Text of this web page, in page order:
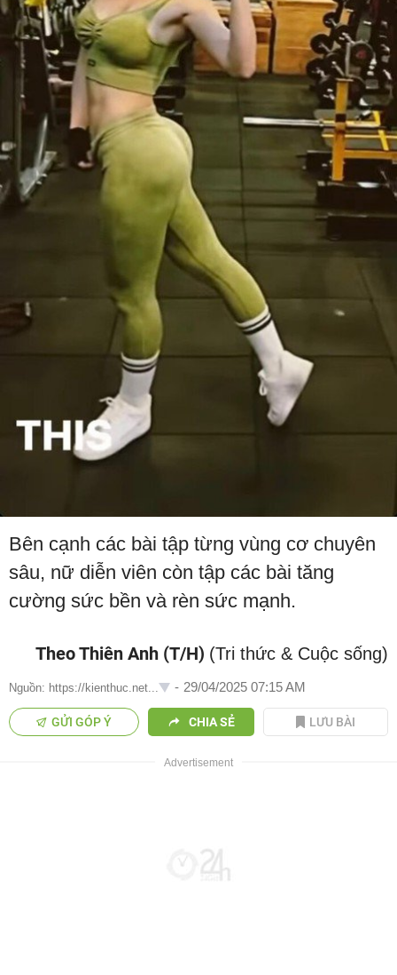
Bên cạnh các bài tập từng vùng cơ chuyên
sâu, nữ diễn viên còn tập các bài tăng
cường sức bền và rèn sức mạnh.
Theo Thiên Anh (T/H) (Tri thức & Cuộc sống)
Nguồn: https://kienthuc.net... - 29/04/2025 07:15 AM
GỬI GÓP Ý CHIA SẺ LƯU BÀI